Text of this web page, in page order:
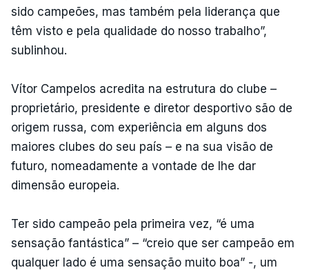
sido campeões, mas também pela liderança que
têm visto e pela qualidade do nosso trabalho”,
sublinhou.
Vítor Campelos acredita na estrutura do clube –
proprietário, presidente e diretor desportivo são de
origem russa, com experiência em alguns dos
maiores clubes do seu país – e na sua visão de
futuro, nomeadamente a vontade de lhe dar
dimensão europeia.
Ter sido campeão pela primeira vez, “é uma
sensação fantástica” – “creio que ser campeão em
qualquer lado é uma sensação muito boa” -, um